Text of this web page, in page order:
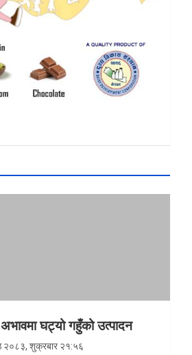
घट्यो गहुँको उत्पादन
२०८३, शुक्रबार २१:५६